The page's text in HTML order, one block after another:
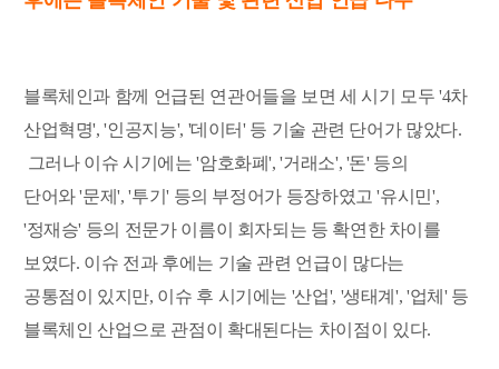
블록체인과 함께 언급된 연관어들을 보면 세 시기 모두 '4차
산업혁명', '인공지능', '데이터' 등 기술 관련 단어가 많았다.
그러나 이슈 시기에는 '암호화폐', '거래소', '돈' 등의
단어와 '문제', '투기' 등의 부정어가 등장하였고 '유시민',
'정재승' 등의 전문가 이름이 회자되는 등 확연한 차이를
보였다. 이슈 전과 후에는 기술 관련 언급이 많다는
공통점이 있지만, 이슈 후 시기에는 '산업', '생태계', '업체' 등
블록체인 산업으로 관점이 확대된다는 차이점이 있다.